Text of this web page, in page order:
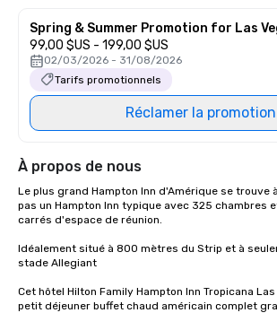
Spring & Summer Promotion for Las
99,00 $US - 199,00 $US
02/03/2026 - 31/08/2026
Tarifs promotionnels
Réclamer la promotion
À propos de nous
Le plus grand Hampton Inn d'Amérique se trouve
pas un Hampton Inn typique avec 325 chambres
carrés d'espace de réunion.
Idéalement situé à 800 mètres du Strip et à
stade Allegiant
Cet hôtel Hilton Family Hampton Inn Tropicana
petit déjeuner buffet chaud américain complet